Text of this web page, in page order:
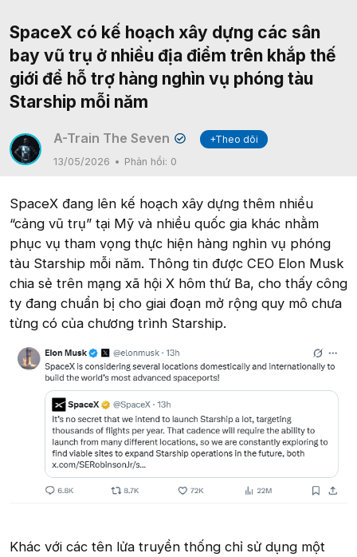
SpaceX có kế hoạch xây dựng các sân
bay vũ trụ ở nhiều địa điểm trên khắp thế
giới để hỗ trợ hàng nghìn vụ phóng tàu
Starship mỗi năm
A-Train The Seven ✔
+Theo dõi
13/05/2026
Phản hồi: 0
SpaceX đang lên kế hoạch xây dựng thêm nhiều
“cảng vũ trụ” tại Mỹ và nhiều quốc gia khác nhằm
phục vụ tham vọng thực hiện hàng nghìn vụ phóng
tàu Starship mỗi năm. Thông tin được CEO Elon Musk
chia sẻ trên mạng xã hội X hôm thứ Ba, cho thấy công
ty đang chuẩn bị cho giai đoạn mở rộng quy mô chưa
từng có của chương trình Starship.
Khác với các tên lửa truyền thống chỉ sử dụng một